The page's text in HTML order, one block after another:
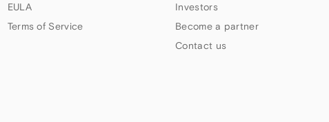
EULA
Terms of Service
Investors
Become a partner
Contact us